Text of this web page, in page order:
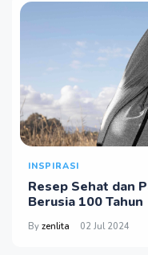
INSPIRASI
Resep Sehat dan
Berusia 100 Tahun
By zenlita 02 Jul 2024